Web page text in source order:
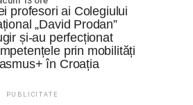
profesori ai Colegiului
„David Prodan”
și-au perfecționat
prin mobilități
în Croația
PUBLICITATE